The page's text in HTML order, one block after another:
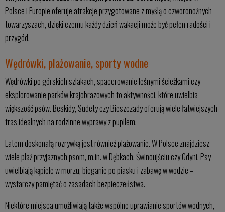
Polsce i Europie oferuje atrakcje przygotowane z myślą o czworonożnych
towarzyszach, dzięki czemu każdy dzień wakacji może być pełen radości i
przygód.
Wędrówki, plażowanie, sporty wodne
Wędrówki po górskich szlakach, spacerowanie leśnymi ścieżkami czy
eksplorowanie parków krajobrazowych to aktywności, które uwielbia
większość psów. Beskidy, Sudety czy Bieszczady oferują wiele łatwiejszych
tras idealnych na rodzinne wyprawy z pupilem.
Latem doskonałą rozrywką jest również plażowanie. W Polsce znajdziesz
wiele plaż przyjaznych psom, m.in. w Dębkach, Świnoujściu czy Gdyni. Psy
uwielbiają kąpiele w morzu, bieganie po piasku i zabawę w wodzie –
wystarczy pamiętać o zasadach bezpieczeństwa.
Niektóre miejsca umożliwiają także wspólne uprawianie sportów wodnych,